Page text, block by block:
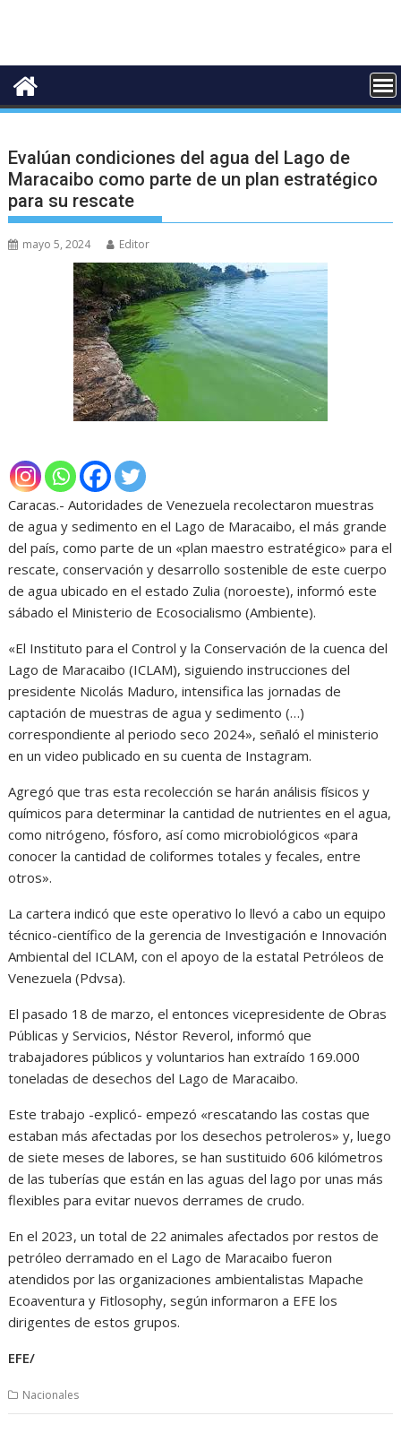
Evalúan condiciones del agua del Lago de
Maracaibo como parte de un plan estratégico
para su rescate
mayo 5, 2024 Editor
Caracas.- Autoridades de Venezuela recolectaron muestras
de agua y sedimento en el Lago de Maracaibo, el más grande
del país, como parte de un «plan maestro estratégico» para el
rescate, conservación y desarrollo sostenible de este cuerpo
de agua ubicado en el estado Zulia (noroeste), informó este
sábado el Ministerio de Ecosocialismo (Ambiente).
«El Instituto para el Control y la Conservación de la cuenca del
Lago de Maracaibo (ICLAM), siguiendo instrucciones del
presidente Nicolás Maduro, intensifica las jornadas de
captación de muestras de agua y sedimento (…)
correspondiente al periodo seco 2024», señaló el ministerio
en un video publicado en su cuenta de Instagram.
Agregó que tras esta recolección se harán análisis físicos y
químicos para determinar la cantidad de nutrientes en el agua,
como nitrógeno, fósforo, así como microbiológicos «para
conocer la cantidad de coliformes totales y fecales, entre
otros».
La cartera indicó que este operativo lo llevó a cabo un equipo
técnico-científico de la gerencia de Investigación e Innovación
Ambiental del ICLAM, con el apoyo de la estatal Petróleos de
Venezuela (Pdvsa).
El pasado 18 de marzo, el entonces vicepresidente de Obras
Públicas y Servicios, Néstor Reverol, informó que
trabajadores públicos y voluntarios han extraído 169.000
toneladas de desechos del Lago de Maracaibo.
Este trabajo -explicó- empezó «rescatando las costas que
estaban más afectadas por los desechos petroleros» y, luego
de siete meses de labores, se han sustituido 606 kilómetros
de las tuberías que están en las aguas del lago por unas más
flexibles para evitar nuevos derrames de crudo.
En el 2023, un total de 22 animales afectados por restos de
petróleo derramado en el Lago de Maracaibo fueron
atendidos por las organizaciones ambientalistas Mapache
Ecoaventura y Fitlosophy, según informaron a EFE los
dirigentes de estos grupos.
EFE/
Nacionales